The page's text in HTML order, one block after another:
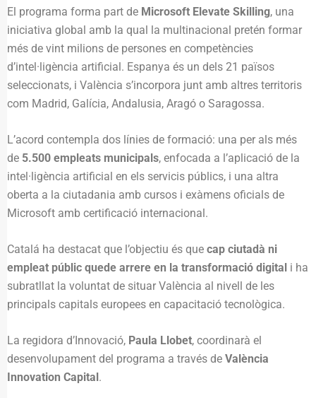
El programa forma part de Microsoft Elevate Skilling, una
iniciativa global amb la qual la multinacional pretén formar
més de vint milions de persones en competències
d’intel·ligència artificial. Espanya és un dels 21 països
seleccionats, i València s’incorpora junt amb altres territoris
com Madrid, Galícia, Andalusia, Aragó o Saragossa.
L’acord contempla dos línies de formació: una per als més
de 5.500 empleats municipals, enfocada a l’aplicació de la
intel·ligència artificial en els servicis públics, i una altra
oberta a la ciutadania amb cursos i exàmens oficials de
Microsoft amb certificació internacional.
Catalá ha destacat que l’objectiu és que cap ciutadà ni
empleat públic quede arrere en la transformació digital i ha
subratllat la voluntat de situar València al nivell de les
principals capitals europees en capacitació tecnològica.
La regidora d’Innovació, Paula Llobet, coordinarà el
desenvolupament del programa a través de València
Innovation Capital.